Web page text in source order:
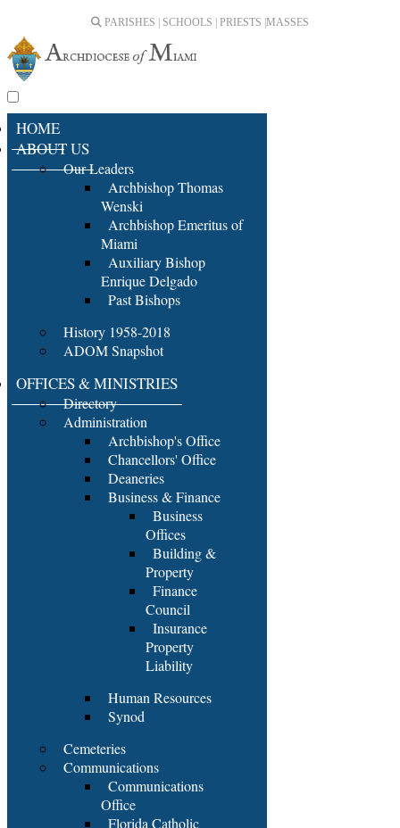
PARISHES | SCHOOLS | PRIESTS | MASSES
HOME
ABOUT US
Our Leaders
Archbishop Thomas
Wenski
Archbishop Emeritus of
Miami
Auxiliary Bishop
Enrique Delgado
Past Bishops
History 1958-2018
ADOM Snapshot
OFFICES & MINISTRIES
Directory
Administration
Archbishop's Office
Chancellors' Office
Deaneries
Business & Finance
Business
Offices
Building &
Property
Finance
Council
Insurance
Property
Liability
Human Resources
Synod
Cemeteries
Communications
Communications
Office
Florida Catholic